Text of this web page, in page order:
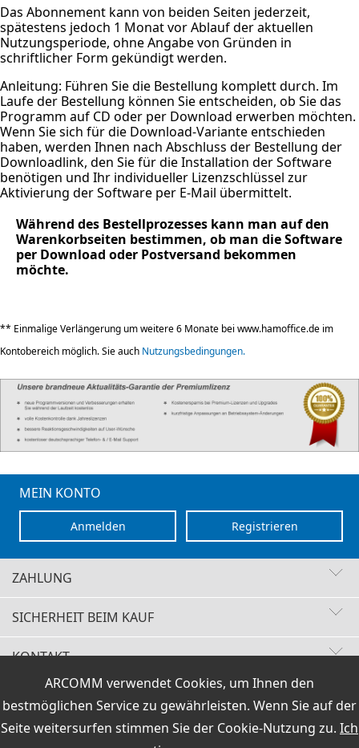
ARCOMM verwendet Cookies, um Ihnen den
bestmöglichen Service zu gewährleisten. Wenn Sie auf der
Seite weitersurfen stimmen Sie der Cookie-Nutzung zu. Ich
Das Abonnement kann von beiden Seiten jederzeit,
spätestens jedoch 1 Monat vor Ablauf der aktuellen
Nutzungsperiode, ohne Angabe von Gründen in
schriftlicher Form gekündigt werden.
Anleitung: Führen Sie die Bestellung komplett durch. Im
Laufe der Bestellung können Sie entscheiden, ob Sie das
Programm auf CD oder per Download erwerben möchten.
Wenn Sie sich für die Download-Variante entschieden
haben, werden Ihnen nach Abschluss der Bestellung der
Downloadlink, den Sie für die Installation der Software
benötigen und Ihr individueller Lizenzschlüssel zur
Aktivierung der Software per E-Mail übermittelt.
Während des Bestellprozesses kann man auf den
Warenkorbseiten bestimmen, ob man die Software
per Download oder Postversand bekommen
möchte.
** Einmalige Verlängerung um weitere 6 Monate bei www.hamoffice.de im
Kontobereich möglich. Sie auch Nutzungsbedingungen.
MEIN KONTO
Registrieren
Anmelden
ZAHLUNG
SICHERHEIT BEIM KAUF
Käuferschutz
Datenschutz
KONTAKT
HOTLINE
+49 (0)30 351 26 92 62
VERTRAG WIDERRUFEN
Versand / Zahlung | AGB & Widerrufsrecht | Impressum